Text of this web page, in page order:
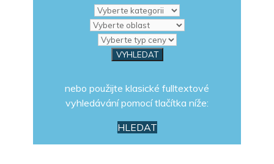
nebo použijte klasické fulltextové
vyhledávání pomocí tlačítka níže:
HLEDAT